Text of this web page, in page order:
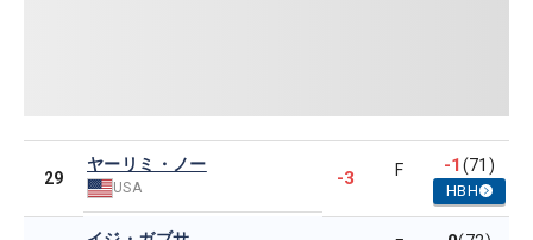
29
ヤーリミ・ノー
USA -3 F -1(71)
HBH